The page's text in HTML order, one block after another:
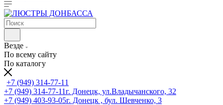
Везде
По всему сайту
По каталогу
+7 (949) 314-77-11
+7 (949) 314-77-11г. Донецк, ул.Владычанского, 32
+7 (949) 403-93-05г. Донецк , бул. Шевченко, 3